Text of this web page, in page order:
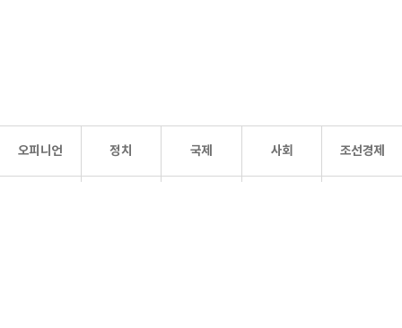
오피니언 정치 국제 사회 조선경제